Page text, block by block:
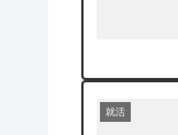
就活